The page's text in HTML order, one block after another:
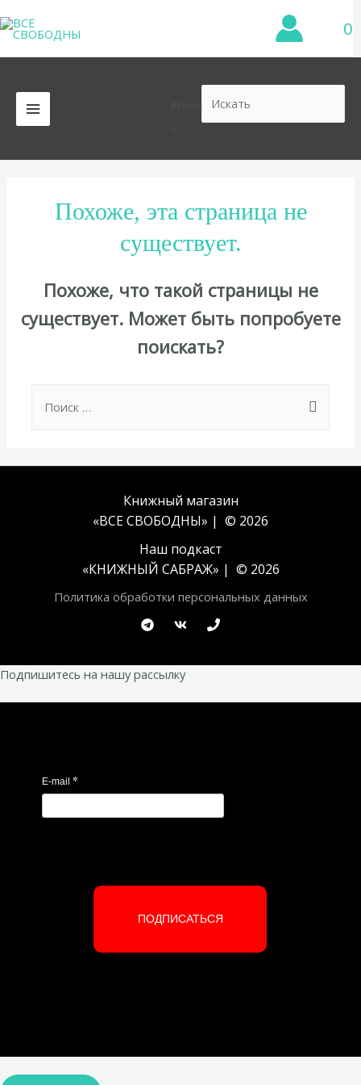
к
содержимому
0
MAIN
MENU
Похоже, эта страница не
существует.
Похоже, что такой страницы не
существует. Может быть попробуете
поискать?
for:
Книжный магазин
«ВСЕ СВОБОДНЫ» | © 2026
Наш подкаст
«КНИЖНЫЙ САБРАЖ» | © 2026
Политика обработки персональных данных
Подпишитесь на нашу рассылку
E-mail *
ПОДПИСАТЬСЯ